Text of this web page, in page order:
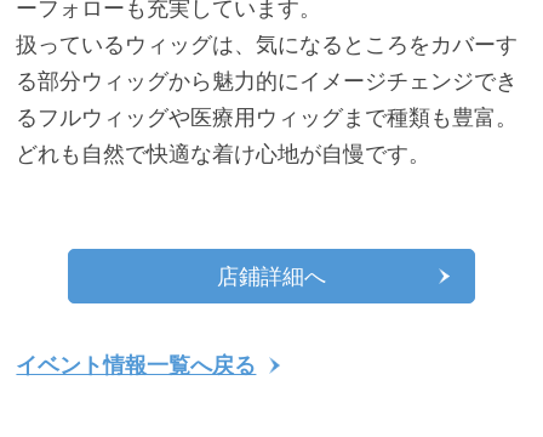
ーフォローも充実しています。
扱っているウィッグは、気になるところをカバーす
る部分ウィッグから魅力的にイメージチェンジでき
るフルウィッグや医療用ウィッグまで種類も豊富。
どれも自然で快適な着け心地が自慢です。
店鋪詳細へ
イベント情報一覧へ戻る